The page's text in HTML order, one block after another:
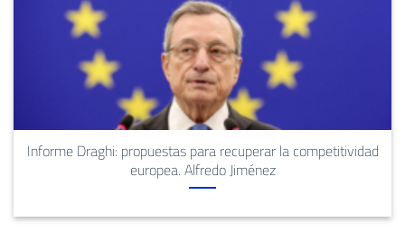
Informe Draghi: propuestas para recuperar la competitividad
europea. Alfredo Jiménez